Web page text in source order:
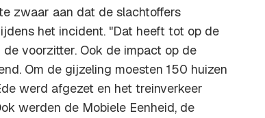
zwaar aan dat de slachtoffers
het incident. "Dat heeft tot op de
voorzitter. Ook de impact op de
Om de gijzeling moesten 150 huizen
werd afgezet en het treinverkeer
werden de Mobiele Eenheid, de